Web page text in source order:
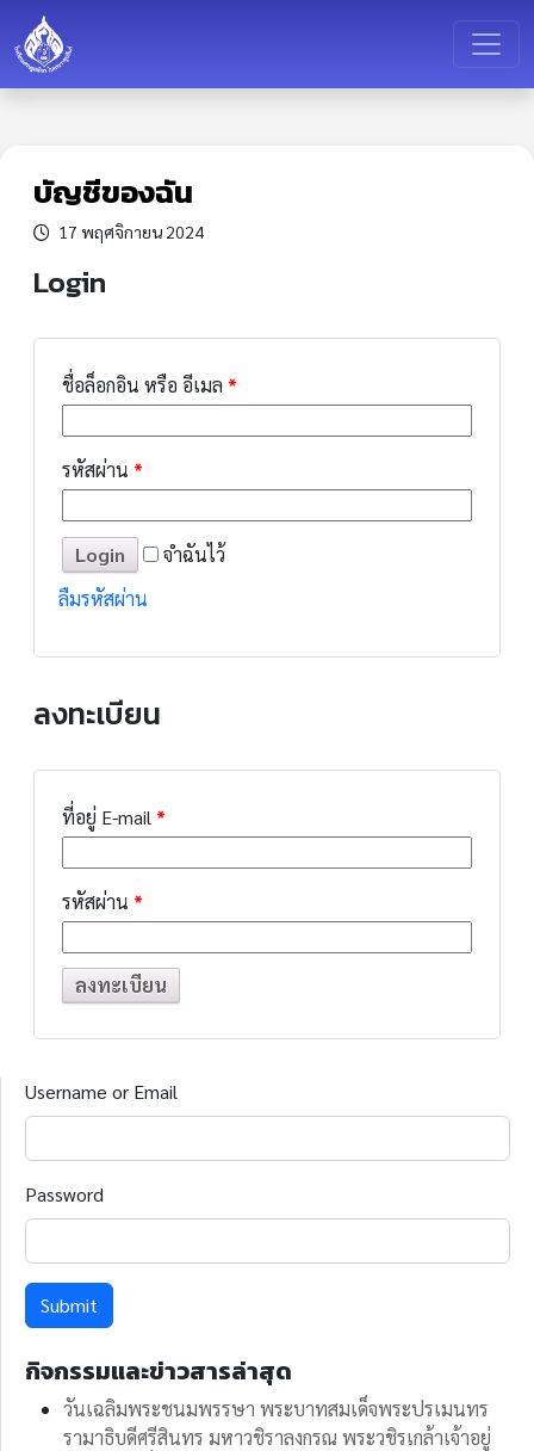
บัญชีของฉัน
17 พฤศจิกายน 2024
Login
ชื่อล็อกอิน หรือ อีเมล *
รหัสผ่าน *
จำฉันไว้
ลืมรหัสผ่าน
ลงทะเบียน
ที่อยู่ E-mail *
รหัสผ่าน *
Username or Email
Password
Submit
กิจกรรมและข่าวสารล่าสุด
วันเฉลิมพระชนมพรรษา พระบาทสมเด็จพระปรเมนทร
รามาธิบดีศรีสินทร มหาวชิราลงกรณ พระวชิรเกล้าเจ้าอยู่